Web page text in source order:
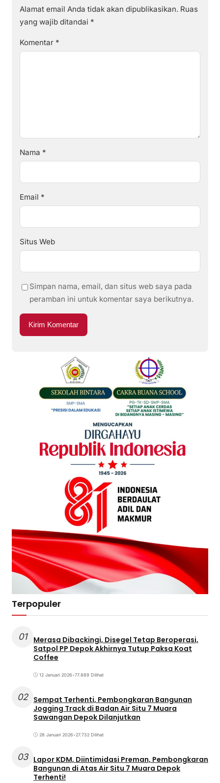
Alamat email Anda tidak akan dipublikasikan. Ruas
yang wajib ditandai *
Komentar *
Nama *
Email *
Situs Web
Simpan nama, email, dan situs web saya pada
peramban ini untuk komentar saya berikutnya.
Terpopuler
01
Merasa Dibackingi, Disegel Tetap Beroperasi,
Satpol PP Depok Akhirnya Tutup Paksa Koat
Coffee
12 Januari 2026•77.889 Dilihat
02 Sempat Terhenti, Pembongkaran Bangunan
Jogging Track di Badan Air Situ 7 Muara
Sawangan Depok Dilanjutkan
28 Januari 2026•27.732 Dilihat
03 Lapor KDM, Diintimidasi Preman, Pembongkaran
Bangunan di Atas Air Situ 7 Muara Depok
Terhenti!